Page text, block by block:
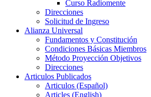
Curso Radiomente
Direcciones
Solicitud de Ingreso
Alianza Universal
Fundamentos y Constitución
Condiciones Básicas Miembros
Método Proyección Objetivos
Direcciones
Articulos Publicados
Articulos (Español)
Articles (English)